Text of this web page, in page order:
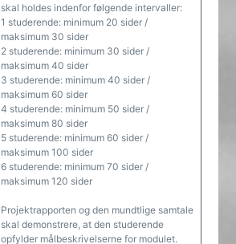
skal holdes indenfor følgende intervaller:
1 studerende: minimum 20 sider /
maksimum 30 sider
2 studerende: minimum 30 sider /
maksimum 40 sider
3 studerende: minimum 40 sider /
maksimum 60 sider
4 studerende: minimum 50 sider /
maksimum 80 sider
5 studerende: minimum 60 sider /
maksimum 100 sider
6 studerende: minimum 70 sider /
maksimum 120 sider
Projektrapporten og den mundtlige samtale
skal demonstrere, at den studerende
opfylder målbeskrivelserne for modulet.